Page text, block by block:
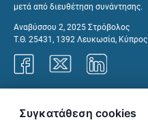
μετά από διευθέτηση συνάντησης.
Αναβύσσου 2, 2025 Στρόβολος
Τ.Θ. 25431, 1392 Λευκωσία, Κύπρος
Συγκατάθεση cookies